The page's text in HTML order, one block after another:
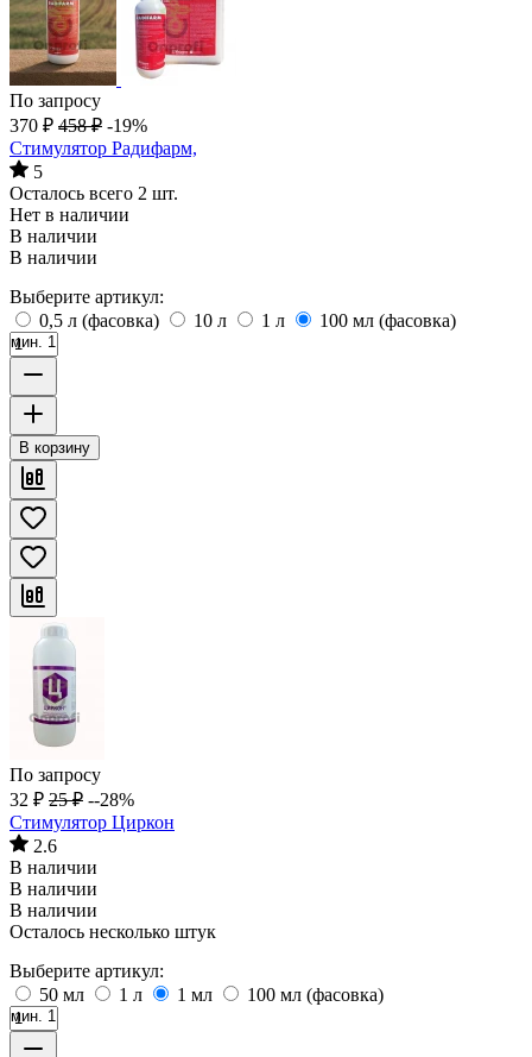
По запросу
370 ₽ 458 ₽ -19%
Стимулятор Радифарм,
5
Осталось всего 2 шт.
Нет в наличии
В наличии
В наличии
Выберите артикул:
0,5 л (фасовка)
10 л 1 л 100 мл (фасовка)
мин. 1
В корзину
По запросу
32 ₽ 25 ₽ --28%
Стимулятор Циркон
2.6
В наличии
В наличии
В наличии
Осталось несколько штук
Выберите артикул:
50 мл
1 л 1 мл 100 мл (фасовка)
мин. 1